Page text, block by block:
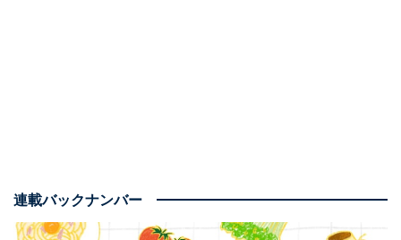
連載バックナンバー